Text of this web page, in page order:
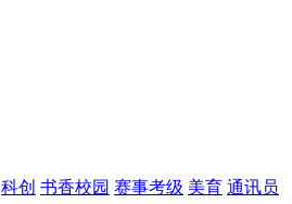
科创 书香校园 赛事考级 美育 通讯员